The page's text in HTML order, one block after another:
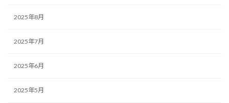
2025年8月
2025年7月
2025年6月
2025年5月